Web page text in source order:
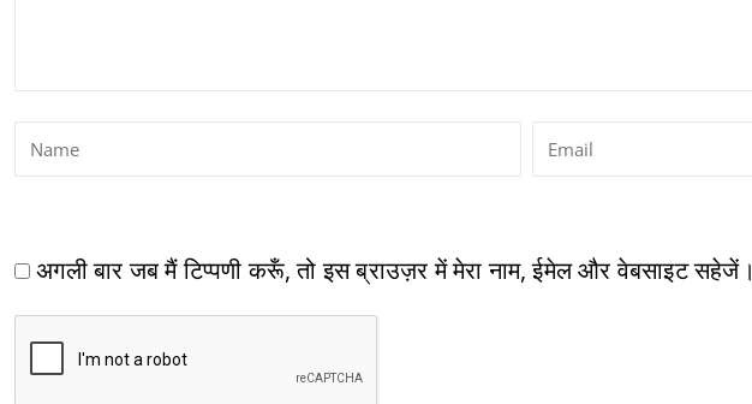
अगली बार जब मैं टिप्पणी करूँ, तो इस ब्राउज़र में मेरा नाम, ईमेल और वेबसाइट सहेजें।